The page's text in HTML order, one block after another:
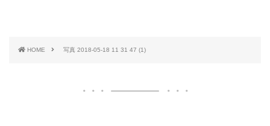
HOME 写真 2018-05-18 11 31 47 (1)